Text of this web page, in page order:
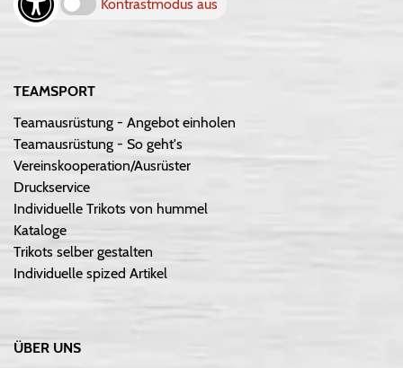
Kontrastmodus aus
TEAMSPORT
Teamausrüstung - Angebot einholen
Teamausrüstung - So geht's
Vereinskooperation/Ausrüster
Druckservice
Individuelle Trikots von hummel
Kataloge
Trikots selber gestalten
Individuelle spized Artikel
ÜBER UNS